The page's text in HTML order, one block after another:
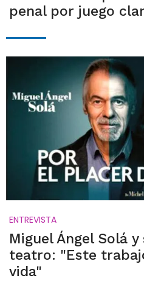
penal por juego
ENTREVISTA
Miguel Ángel Solá
teatro: "Este
vida"